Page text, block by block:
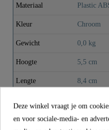
Materiaal Plastic
Kleur Chroom
Gewicht 0,0 kg
Hoogte 5,5 cm
Lengte 8,4 cm
CONTACT
Deze winkel vraagt je om
en voor sociale-media- en